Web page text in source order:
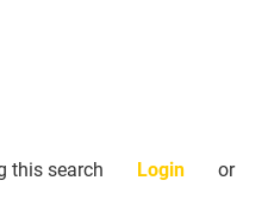
this search Login or